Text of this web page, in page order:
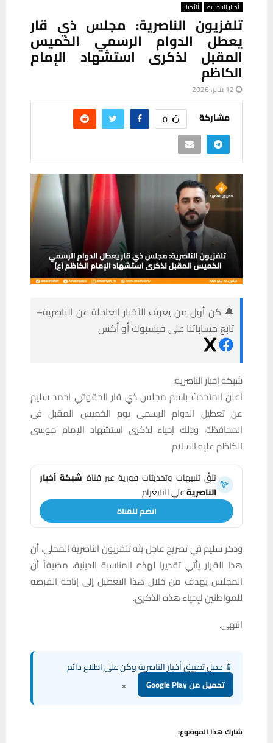
أخبار الناصرية ألأخبار
تلفزيون الناصرية: مجلس ذي قار
يعطل الدوام الرسمي الخميس
المقبل لذكرى استشهاد الإمام
الكاظم
12 يناير، 2026
مشاركة 0
🔔 كن أول من يعرف الأخبار العاجلة عن الناصرية–
تابع حساباتنا على فيسبوك أو أكس
شبكة اخبار الناصرية:
أعلن المتحدث باسم مجلس ذي قار الحقوقي احمد سليم
عن تعطيل الدوام الرسمي يوم الخميس المقبل في
المحافظة، وذلك إحياء لذكرى استشهاد الإمام موسى
الكاظم عليه السلام.
تلقَّ تنبيهات وتحديثات فورية عبر قناة شبكة أخبار
الناصريةعلى التليغرام
انضم للقناة
وذكر سليم في تصريح عاجل بثه تلفزيون الناصرية المحلي، أن
هذا القرار يأتي تقديرا لهذه المناسبة الدينية، مضيفاً أن
المجلس يهدف من خلال هذا التعطيل إلى إتاحة الفرصة
للمواطنين لإحياء هذه الذكرى.
انتهى.
📱 حمل تطبيق أخبار الناصرية وكن على اطلاع دائم
تحميل من Google Play ×
شارك هذا الموضوع: